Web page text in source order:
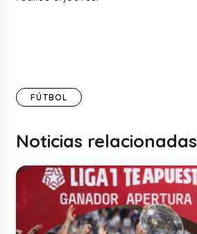
FÚTBOL
Noticias relacionadas